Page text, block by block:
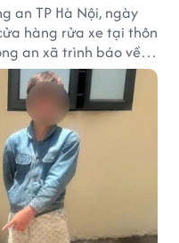
an TP Hà Nội, ngày
hàng rửa xe tại thôn
an xã trình báo về
Wave. Trong cốp
và khoảng 1,2 triệu